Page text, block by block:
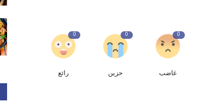
0
غاضب
0
حزين
0
رائع